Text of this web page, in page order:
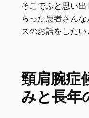
そこでふと思い
らった患者さん
スのお話をしたい
頸肩腕症
みと長年